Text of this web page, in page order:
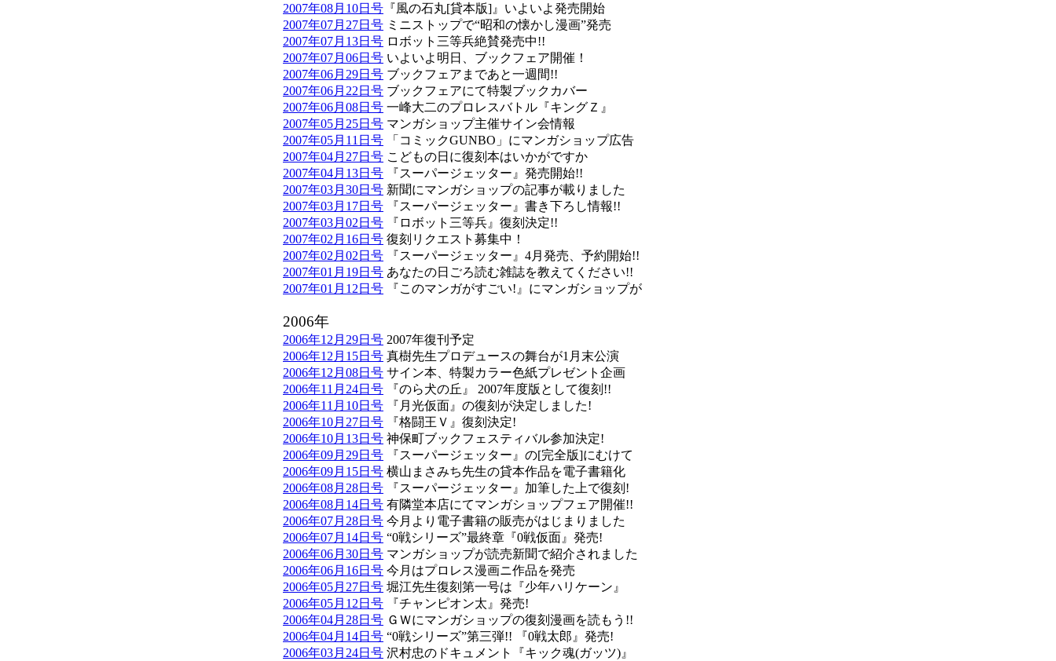
2007年08月10日号 『風の石丸[貸本版]』いよいよ発売開始
2007年07月27日号 ミニストップで“昭和の懐かし漫画”発売
2007年07月13日号 ロボット三等兵絶賛発売中!!
2007年07月06日号 いよいよ明日、ブックフェア開催！
2007年06月29日号 ブックフェアまであと一週間!!
2007年06月22日号 ブックフェアにて特製ブックカバー
2007年06月08日号 一峰大二のプロレスバトル『キングＺ』
2007年05月25日号 マンガショップ主催サイン会情報
2007年05月11日号 「コミックGUNBO」にマンガショップ広告
2007年04月27日号 こどもの日に復刻本はいかがですか
2007年04月13日号 『スーパージェッター』発売開始!!
2007年03月30日号 新聞にマンガショップの記事が載りました
2007年03月17日号 『スーパージェッター』書き下ろし情報!!
2007年03月02日号 『ロボット三等兵』復刻決定!!
2007年02月16日号 復刻リクエスト募集中！
2007年02月02日号 『スーパージェッター』4月発売、予約開始!!
2007年01月19日号 あなたの日ごろ読む雑誌を教えてください!!
2007年01月12日号 『このマンガがすごい!』にマンガショップが
2006年
2006年12月29日号 2007年復刊予定
2006年12月15日号 真樹先生プロデュースの舞台が1月末公演
2006年12月08日号 サイン本、特製カラー色紙プレゼント企画
2006年11月24日号 『のら犬の丘』 2007年度版として復刻!!
2006年11月10日号 『月光仮面』の復刻が決定しました!
2006年10月27日号 『格闘王Ｖ』復刻決定!
2006年10月13日号 神保町ブックフェスティバル参加決定!
2006年09月29日号 『スーパージェッター』の[完全版]にむけて
2006年09月15日号 横山まさみち先生の貸本作品を電子書籍化
2006年08月28日号 『スーパージェッター』加筆した上で復刻!
2006年08月14日号 有隣堂本店にてマンガショップフェア開催!!
2006年07月28日号 今月より電子書籍の販売がはじまりました
2006年07月14日号 “0戦シリーズ”最終章『0戦仮面』発売!
2006年06月30日号 マンガショップが読売新聞で紹介されました
2006年06月16日号 今月はプロレス漫画ニ作品を発売
2006年05月27日号 堀江先生復刻第一号は『少年ハリケーン』
2006年05月12日号 『チャンピオン太』発売!
2006年04月28日号 ＧＷにマンガショップの復刻漫画を読もう!!
2006年04月14日号 “0戦シリーズ”第三弾!! 『0戦太郎』発売!
2006年03月24日号 沢村忠のドキュメント『キック魂(ガッツ)』